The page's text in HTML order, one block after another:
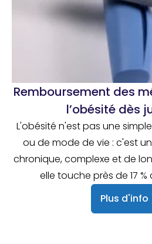
Remboursement des
l’obésité dès
L'obésité n'est pas une
ou de mode de vie : c'est
chronique, complexe et de
elle touche près de 17 %
Plus d'info